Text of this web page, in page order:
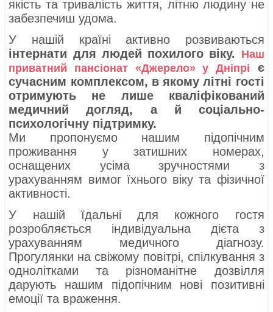
якість та тривалість життя, літню людину не
забезпечиш удома.
У нашій країні активно розвиваються
інтернати для людей похилого віку. Наш
приватний пансіонат «Джерело» у Дніпрі є
сучасним комплексом, в якому літні гості
отримують не лише кваліфікований
медичний догляд, а й соціально-
психологічну підтримку.
Ми пропонуємо нашим підопічним
проживання у затишних номерах,
оснащених усіма зручностями з
урахуванням вимог їхнього віку та фізичної
активності.
У нашій їдальні для кожного гостя
розробляється індивідуальна дієта з
урахуванням медичного діагнозу.
Прогулянки на свіжому повітрі, спілкування з
однолітками та різноманітне дозвілля
дарують нашим підопічним нові позитивні
емоції та враження.